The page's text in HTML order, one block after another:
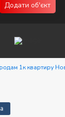
Додати об'єкт
1к квартиру